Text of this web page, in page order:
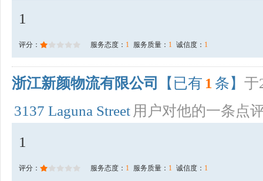
1
评分： 服务态度： 1 服务质量： 1 诚信度： 1
浙江新颜物流有限公司 【已有 1 条】 于
3137 Laguna Street 用户对他的一条点
1
评分： 服务态度： 1 服务质量： 1 诚信度： 1